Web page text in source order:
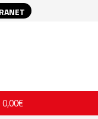
0,00€